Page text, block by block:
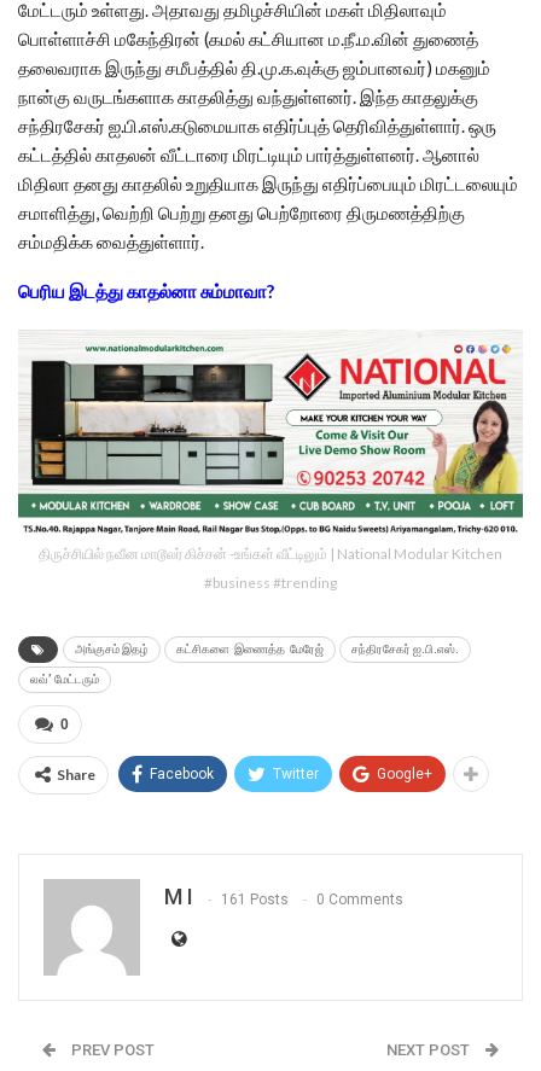
மேட்டரும் உள்ளது. அதாவது தமிழச்சியின் மகள் மிதிலாவும்
பொள்ளாச்சி மகேந்திரன் (கமல் கட்சியான ம.நீ.ம.வின் துணைத்
தலைவராக இருந்து சமீபத்தில் தி.மு.க.வுக்கு ஜம்பானவர்) மகனும்
நான்கு வருடங்களாக காதலித்து வந்துள்ளனர். இந்த காதலுக்கு
சந்திரசேகர் ஐ.பி.எஸ்.கடுமையாக எதிர்ப்புத் தெரிவித்துள்ளார். ஒரு
கட்டத்தில் காதலன் வீட்டாரை மிரட்டியும் பார்த்துள்ளனர். ஆனால்
மிதிலா தனது காதலில் உறுதியாக இருந்து எதிர்ப்பையும் மிரட்டலையும்
சமாளித்து, வெற்றி பெற்று தனது பெற்றோரை திருமணத்திற்கு
சம்மதிக்க வைத்துள்ளார்.
பெரிய இடத்து காதல்னா சும்மாவா?
திருச்சியில் நவீன மாடூலர் கிச்சன் -உங்கள் வீட்டிலும் | National Modular Kitchen
#business #trending
அங்குசம் இதழ் கட்சிகளை இணைத்த மேரேஜ் சந்திரசேகர் ஐ.பி.எஸ்.
லவ்’ மேட்டரும்
0
Share Facebook Twitter Google+
M I 161 Posts 0 Comments
PREV POST NEXT POST